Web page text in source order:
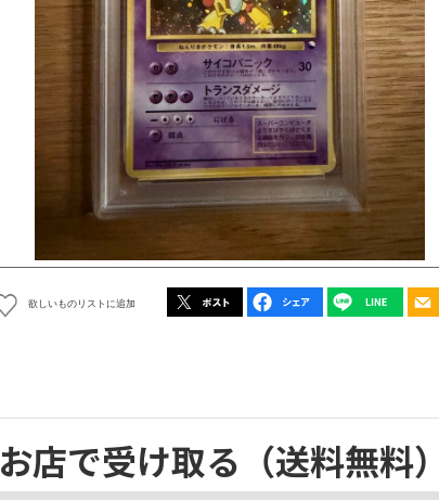
欲しいものリストに追加
お店で受け取る （送料無料）